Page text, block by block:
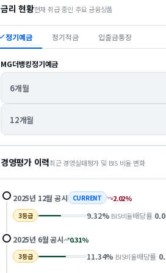
금리 현황현재 취급 중인 주요 금융상품
정기예금 정기적금 입출금통장
MG더뱅킹정기예금
6개월
12개월
경영평가 이력최근 경영실태평가 및 BIS 비율 변화
2025년 12월 공시 CURRENT 2.02%
3등급 9.32% BIS비율배당률
2025년 6월공시 0.31%
3등급 11.34% BIS비율배당률